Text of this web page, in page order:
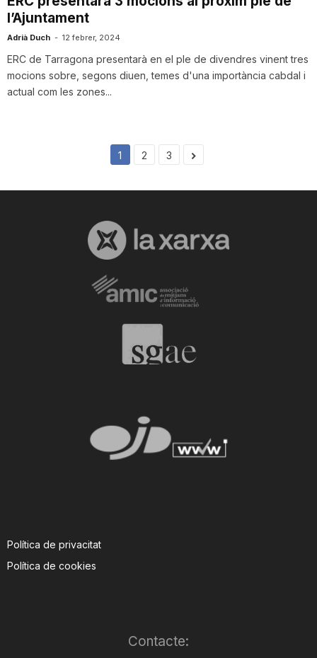
l’Ajuntament
Adrià Duch - 12 febrer, 2024
ERC de Tarragona presentarà en el ple de divendres vinent tres
mocions sobre, segons diuen, temes d'una importància cabdal i
actual com les zones...
1 2 3
Política de privacitat
Política de cookies
Contacte: